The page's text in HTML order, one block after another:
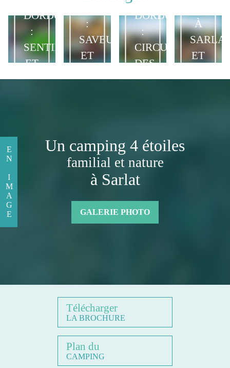
DORDOGNE
:
SENTIERS
ET
BALADES
:
SAVEURS
ET
DORDOGNE
:
CIRCUIT
DES
FORTERESSES
À
ET
Un camping 4 étoiles
familial et nature
à Sarlat
EN IMAGE GALERIE PHOTO
Télécharger
LA BROCHURE
Plan du
CAMPING